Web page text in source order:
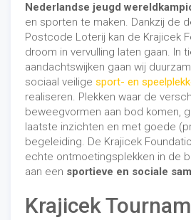
Nederlandse jeugd
en sporten te maken. Dankzij de
Postcode Loterij kan de Krajicek
droom in vervulling laten gaan. In
aandachtswijken gaan wij
sociaal veilige sport- en
realiseren. Plekken waar de
beweegvormen aan bod komen,
laatste inzichten en met goede
begeleiding. De Krajicek
echte ontmoetingsplekken in de
aan een sportieve en sociale
Krajicek